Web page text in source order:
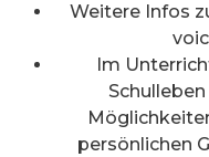
Weitere Infos
Im
persönlichen